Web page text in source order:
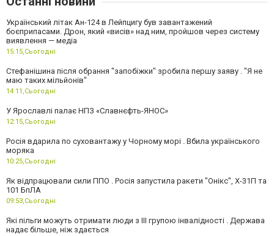
Український літак Ан-124 в Лейпцигу був завантажений
боєприпасами. Дрон, який «висів» над ним, пройшов через систему
виявлення — медіа
15:15,Сьогодні
Стефанішина після обрання "запобіжки" зробила першу заяву . "Я не
маю таких мільйонів"
14:11,Сьогодні
У Ярославлі палає НПЗ «Славнєфть-ЯНОС»
12:15,Сьогодні
Росія вдарила по суховантажу у Чорному морі . Вбила українського
моряка
10:25,Сьогодні
Як відпрацювали сили ППО . Росія запустила ракети "Онікс", Х-31П та
101 БпЛА
09:53,Сьогодні
Які пільги можуть отримати люди з III групою інвалідності . Держава
надає більше, ніж здається